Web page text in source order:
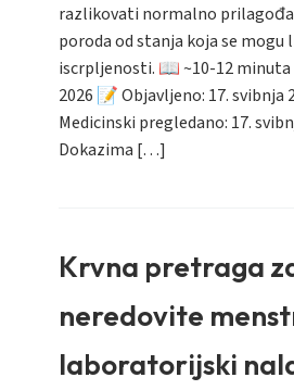
razlikovati normalno
poroda od stanja koja se
iscrpljenosti. 📖 ~10-12 minuta
2026 📝 Objavljeno: 17. svibnja
Medicinski pregledano: 17.
Dokazima […]
Krvna pretraga
neredovite
laboratorijski